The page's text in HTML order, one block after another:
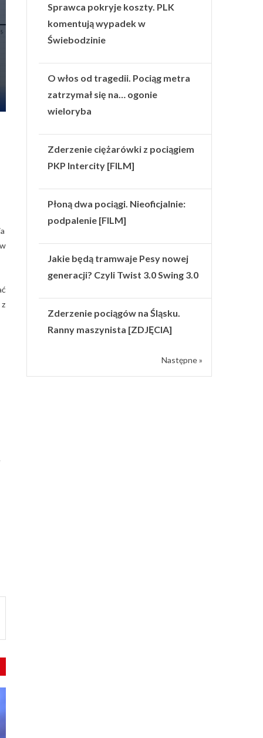
Sprawca pokryje koszty. PLK
komentują wypadek w
Świebodzinie
O włos od tragedii. Pociąg metra
zatrzymał się na… ogonie
wieloryba
Zderzenie ciężarówki z pociągiem
PKP Intercity [FILM]
Płoną dwa pociągi. Nieoficjalnie:
podpalenie [FILM]
Jakie będą tramwaje Pesy nowej
generacji? Czyli Twist 3.0 Swing 3.0
Zderzenie pociągów na Śląsku.
Ranny maszynista [ZDJĘCIA]
Następne »